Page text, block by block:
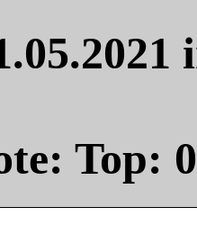
Top: 0